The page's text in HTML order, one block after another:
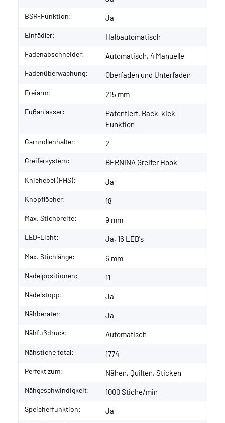
BSR-Funktion: Ja
Einfädler: Halbautomatisch
Fadenabschneider: Automatisch, 4 Manuelle
Fadenüberwachung: Oberfaden und Unterfaden
Freiarm: 215 mm
Fußanlasser:
Patentiert, Back-kick-
Funktion
Garnrollenhalter: 2
Greifersystem: BERNINA Greifer Hook
Kniehebel (FHS): Ja
Knopflöcher: 18
Max. Stichbreite: 9 mm
LED-Licht: Ja, 16 LED's
Max. Stichlänge: 6 mm
Nadelpositionen: 11
Nadelstopp: Ja
Nähberater: Ja
Nähfußdruck: Automatisch
Nähstiche total: 1774
Perfekt zum: Nähen, Quilten, Sticken
Nähgeschwindigkeit: 1000 Stiche/min
Speicherfunktion: Ja